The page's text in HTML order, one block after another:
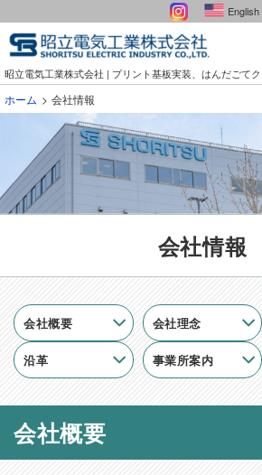
English
昭立電気工業株式会社 | プリント基板実装、はんだごて
ホーム 会社情報
会社情報
会社概要 会社理念
沿革 事業所案内
会社概要